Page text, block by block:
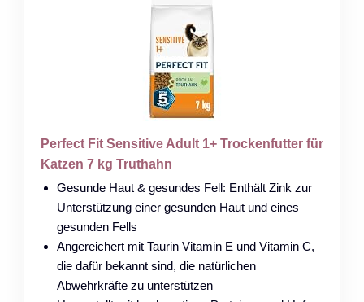
Perfect Fit Sensitive Adult 1+ Trockenfutter für
Katzen 7 kg Truthahn
Gesunde Haut & gesundes Fell: Enthält Zink zur
Unterstützung einer gesunden Haut und eines
gesunden Fells
Angereichert mit Taurin Vitamin E und Vitamin C,
die dafür bekannt sind, die natürlichen
Abwehrkräfte zu unterstützen